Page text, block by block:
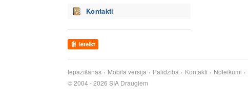
Kontakti
Ieteikt
Iepazīšanās Mobilā versija Palīdzība Kontakti Noteikumi
© 2004 - 2026 SIA Draugiem